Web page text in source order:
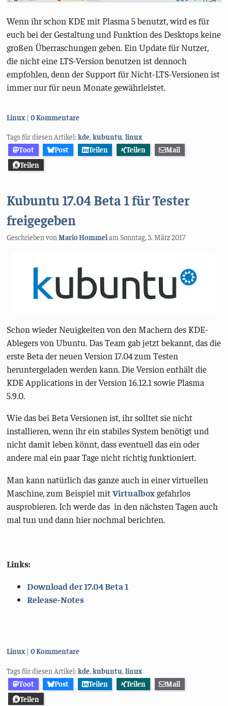
Wenn ihr schon KDE mit Plasma 5 benutzt, wird es für
euch bei der Gestaltung und Funktion des Desktops keine
großen Überraschungen geben. Ein Update für Nutzer,
die nicht eine LTS-Version benutzen ist dennoch
empfohlen, denn der Support für Nicht-LTS-Versionen ist
immer nur für neun Monate gewährleistet.
Kategorien:
Linux 0 Kommentare
Tags für diesen Artikel:kde,kubuntu,linux
Toot
Post Teilen Teilen
Mail
Teilen
Kubuntu 17.04 Beta 1 für Tester
freigegeben
Geschrieben vonMario HommelamSonntag, 5. März 2017
Schon wieder Neuigkeiten von den Machern des KDE-
Ablegers von Ubuntu. Das Team gab jetzt bekannt, das die
erste Beta der neuen Version 17.04 zum Testen
heruntergeladen werden kann. Die Version enthält die
KDE Applications in der Version 16.12.1 sowie Plasma
5.9.0.
Wie das bei Beta Versionen ist, ihr solltet sie nicht
installieren, wenn ihr ein stabiles System benötigt und
nicht damit leben könnt, dass eventuell das ein oder
andere mal ein paar Tage nicht richtig funktioniert.
Man kann natürlich das ganze auch in einer virtuellen
Maschine, zum Beispiel mitVirtualboxgefahrlos
ausprobieren. Ich werde das in den nächsten Tagen auch
mal tun und dann hier nochmal berichten.
Links:
Download der 17.04 Beta 1
Release-Notes
Kategorien:
Linux 0 Kommentare
Tags für diesen Artikel:kde,kubuntu,linux
Toot
Post Teilen Teilen
Mail
Teilen